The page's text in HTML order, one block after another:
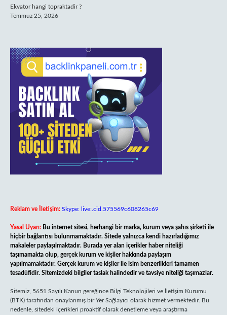
Ekvator hangi topraktadir ?
Temmuz 25, 2026
Reklam ve İletişim: Skype: live:.cid.575569c608265c69
Yasal Uyarı: Bu internet sitesi, herhangi bir marka, kurum veya şahıs şirketi ile
hiçbir bağlantısı bulunmamaktadır. Sitede yalnızca kendi hazırladığımız
makaleler paylaşılmaktadır. Burada yer alan içerikler haber niteliği
taşımamakta olup, gerçek kurum ve kişiler hakkında paylaşım
yapılmamaktadır. Gerçek kurum ve kişiler ile isim benzerlikleri tamamen
tesadüfidir. Sitemizdeki bilgiler taslak halindedir ve tavsiye niteliği taşımazlar.
Sitemiz, 5651 Sayılı Kanun gereğince Bilgi Teknolojileri ve İletişim Kurumu
(BTK) tarafından onaylanmış bir Yer Sağlayıcı olarak hizmet vermektedir. Bu
nedenle, sitedeki içerikleri proaktif olarak denetleme veya araştırma